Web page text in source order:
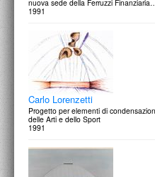
nuova sede della Ferruzzi
1991
Carlo Lorenzetti
Progetto per elementi di
delle Arti e dello Sport
1991